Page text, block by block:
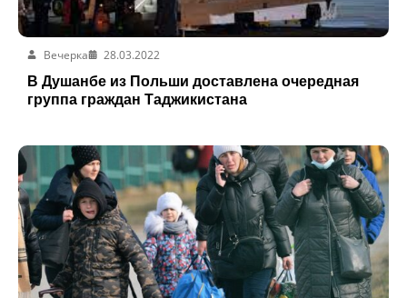
Вечерка
28.03.2022
В Душанбе из Польши доставлена очередная
группа граждан Таджикистана